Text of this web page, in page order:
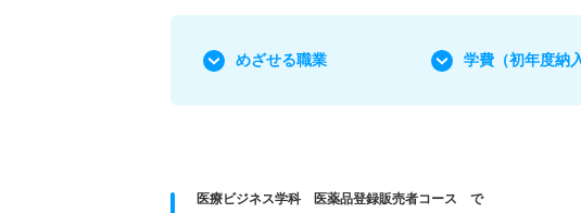
めざせる職業 学費 （初年度納
医療ビジネス学科 医薬品登録販売者コース で